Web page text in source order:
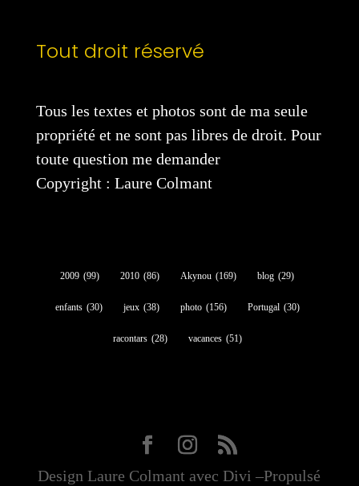
Tout droit réservé
Tous les textes et photos sont de ma seule
propriété et ne sont pas libres de droit. Pour
toute question me demander
Copyright : Laure Colmant
2009 (99) 2010 (86) Akynou (169) blog (29)
enfants (30) jeux (38) photo (156) Portugal (30)
racontars (28) vacances (51)
Design Laure Colmant avec Divi –Propulsé